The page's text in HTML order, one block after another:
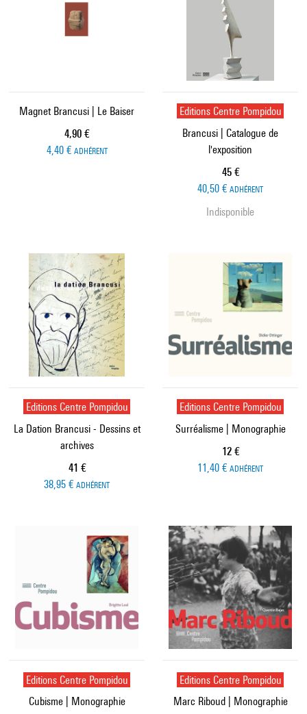
Magnet Brancusi | Le Baiser
Prix ​​actuel
4,90 €
4,40 € ADHÉRENT
Editions Centre Pompidou
Brancusi | Catalogue de
l'exposition
Prix ​​actuel
45 €
40,50 € ADHÉRENT
Indisponible
Editions Centre Pompidou
La Dation Brancusi - Dessins et
archives
Prix ​​actuel
41 €
38,95 € ADHÉRENT
Editions Centre Pompidou
Surréalisme | Monographie
Prix ​​actuel
12 €
11,40 € ADHÉRENT
Editions Centre Pompidou
Cubisme | Monographie
Editions Centre Pompidou
Marc Riboud | Monographie